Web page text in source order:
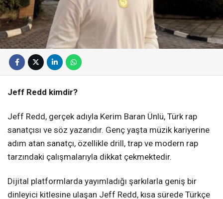
Jeff Redd kimdir?
Jeff Redd, gerçek adıyla Kerim Baran Ünlü, Türk rap
sanatçısı ve söz yazarıdır. Genç yaşta müzik kariyerine
adım atan sanatçı, özellikle drill, trap ve modern rap
tarzındaki çalışmalarıyla dikkat çekmektedir.
Dijital platformlarda yayımladığı şarkılarla geniş bir
dinleyici kitlesine ulaşan Jeff Redd, kısa sürede Türkçe